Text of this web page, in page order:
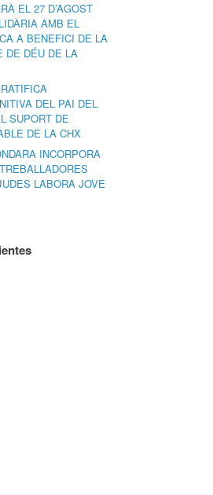
EL 27 D’AGOST
AMB EL
A BENEFICI DE LA
DE DÉU DE LA
DEL PAI DEL
SUPORT DE
DE LA CHX
INCORPORA
LABORA JOVE